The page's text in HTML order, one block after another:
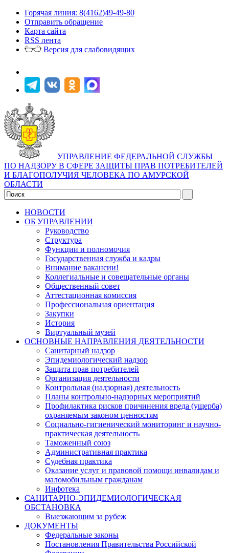
Горячая линия: 8(4162)49-49-80
Отправить обращение
Карта сайта
RSS лента
Версия для слабовидящих
УПРАВЛЕНИЕ ФЕДЕРАЛЬНОЙ СЛУЖБЫ
ПО НАДЗОРУ В СФЕРЕ ЗАЩИТЫ ПРАВ ПОТРЕБИТЕЛЕЙ
И БЛАГОПОЛУЧИЯ ЧЕЛОВЕКА ПО АМУРСКОЙ
ОБЛАСТИ
НОВОСТИ
ОБ УПРАВЛЕНИИ
Руководство
Структура
Функции и полномочия
Государственная служба и кадры
Внимание вакансии!
Коллегиальные и совещательные органы
Общественный совет
Аттестационная комиссия
Профессиональная ориентация
Закупки
История
Виртуальный музей
ОСНОВНЫЕ НАПРАВЛЕНИЯ ДЕЯТЕЛЬНОСТИ
Санитарный надзор
Эпидемиологический надзор
Защита прав потребителей
Организация деятельности
Контрольная (надзорная) деятельность
Планы контрольно-надзорных мероприятий
Профилактика рисков причинения вреда (ущерба)
охраняемым законом ценностям
Социально-гигиенический мониторинг и научно-
практическая деятельность
Таможенный союз
Административная практика
Судебная практика
Оказание услуг и правовой помощи инвалидам и
маломобильным гражданам
Инфотека
САНИТАРНО-ЭПИДЕМИОЛОГИЧЕСКАЯ
ОБСТАНОВКА
Выезжающим за рубеж
ДОКУМЕНТЫ
Федеральные законы
Постановления Правительства Российской